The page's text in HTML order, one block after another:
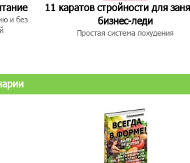
и без
11 каратов стройности для
бизнес-леди
Простая система похудения